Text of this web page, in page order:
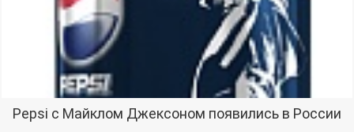
Pepsi с Майклом Джексоном появились в России